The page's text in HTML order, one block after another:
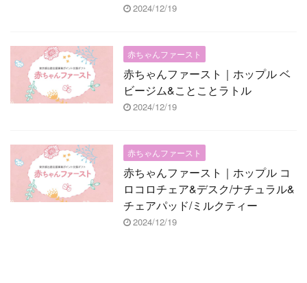
2024/12/19
赤ちゃんファースト
赤ちゃんファースト｜ホップル ベ
ビージム&ことことラトル
2024/12/19
赤ちゃんファースト
赤ちゃんファースト｜ホップル コ
ロコロチェア&デスク/ナチュラル&
チェアパッド/ミルクティー
2024/12/19